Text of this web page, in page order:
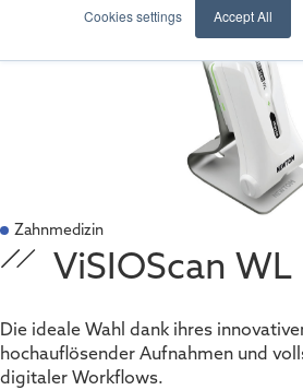
Cookies settings Accept All
Zahnmedizin
ViSIOScan WL
Die ideale Wahl dank ihres
hochauflösender Aufnahmen und
digitaler Workflows.